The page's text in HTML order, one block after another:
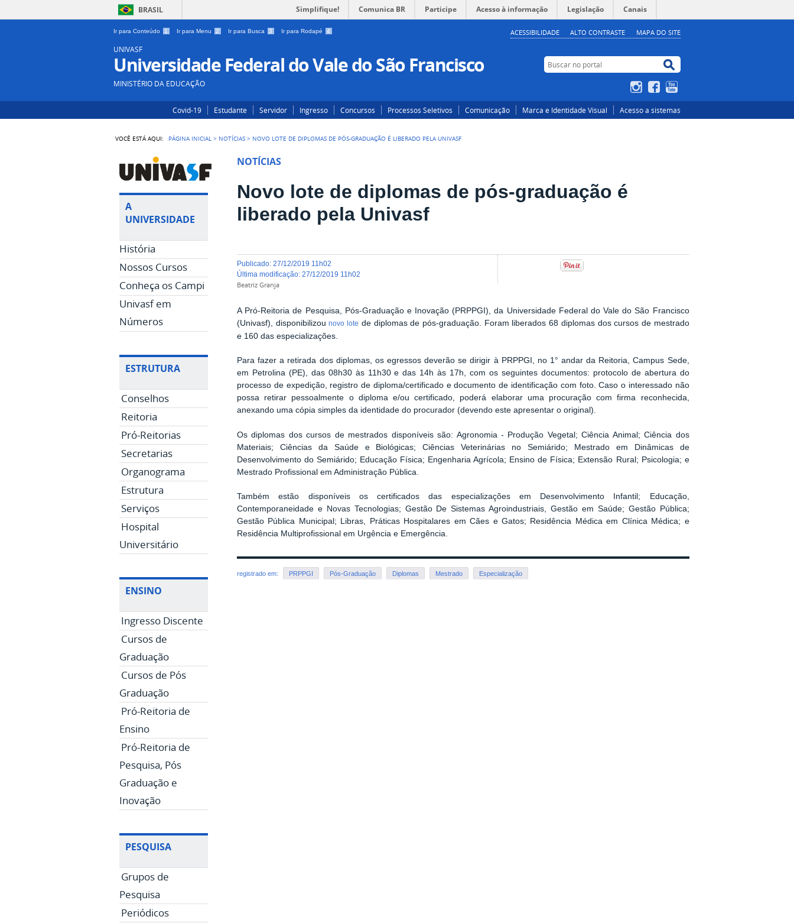
BRASIL Simplifique! Comunica BR Participe Acesso à informação Legislação Canais
Ir para Conteúdo 1 Ir para Menu 2 Ir para Busca 3 Ir para Rodapé 4 ACESSIBILIDADE ALTO CONTRASTE MAPA DO SITE
UNIVASF
Universidade Federal do Vale do São Francisco
MINISTÉRIO DA EDUCAÇÃO
Buscar no portal
Buscar no portal
InstagramFacebook
Covid-19 Estudante Servidor Ingresso Concursos Processos Seletivos Comunicação Marca e Identidade Visual Acesso a sistemas
VOCÊ ESTÁ AQUI: PÁGINA INICIAL > NOTÍCIAS > NOVO LOTE DE DIPLOMAS DE PÓS-GRADUAÇÃO É LIBERADO PELA UNIVASF
A
UNIVERSIDADE
História
Nossos Cursos
Conheça os Campi
Univasf em
Números
ESTRUTURA
Conselhos
Reitoria
Pró-Reitorias
Secretarias
Organograma
Estrutura
Serviços
Hospital
Universitário
ENSINO
Ingresso Discente
Cursos de
Graduação
Cursos de Pós
Graduação
Pró-Reitoria de
Ensino
Pró-Reitoria de
Pesquisa, Pós
Graduação e
Inovação
PESQUISA
Grupos de
Pesquisa
Periódicos
NOTÍCIAS
Novo lote de diplomas de pós-graduação é
liberado pela Univasf
publicado:27/12/2019 11h02
última modificação:27/12/2019 11h02
Beatriz Granja
A Pró-Reitoria de Pesquisa, Pós-Graduação e Inovação (PRPPGI), da Universidade Federal do Vale do São Francisco
(Univasf), disponibilizounovo lote de diplomas de pós-graduação. Foram liberados 68 diplomas dos cursos de mestrado
e 160 das especializações.
Para fazer a retirada dos diplomas, os egressos deverão se dirigir à PRPPGI, no 1° andar da Reitoria, Campus Sede,
em Petrolina (PE), das 08h30 às 11h30 e das 14h às 17h, com os seguintes documentos: protocolo de abertura do
processo de expedição, registro de diploma/certificado e documento de identificação com foto. Caso o interessado não
possa retirar pessoalmente o diploma e/ou certificado, poderá elaborar uma procuração com firma reconhecida,
anexando uma cópia simples da identidade do procurador (devendo este apresentar o original).
Os diplomas dos cursos de mestrados disponíveis são: Agronomia - Produção Vegetal; Ciência Animal; Ciência dos
Materiais; Ciências da Saúde e Biológicas; Ciências Veterinárias no Semiárido; Mestrado em Dinâmicas de
Desenvolvimento do Semiárido; Educação Física; Engenharia Agrícola; Ensino de Física; Extensão Rural; Psicologia; e
Mestrado Profissional em Administração Pública.
Também estão disponíveis os certificados das especializações em Desenvolvimento Infantil; Educação,
Contemporaneidade e Novas Tecnologias; Gestão De Sistemas Agroindustriais, Gestão em Saúde; Gestão Pública;
Gestão Pública Municipal; Libras, Práticas Hospitalares em Cães e Gatos; Residência Médica em Clínica Médica; e
Residência Multiprofissional em Urgência e Emergência.
registrado em: PRPPGI Pós-Graduação Diplomas Mestrado Especialização